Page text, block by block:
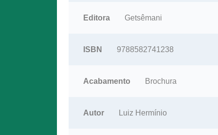
Editora Getsêmani
ISBN 9788582741238
Acabamento Brochura
Autor Luiz Hermínio